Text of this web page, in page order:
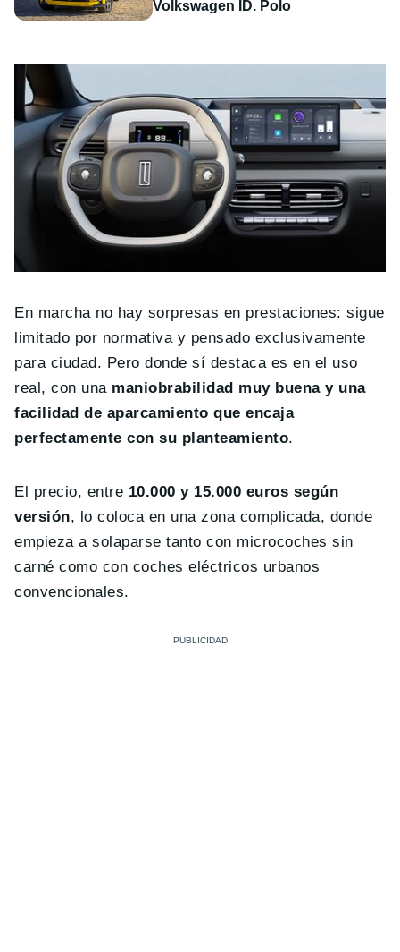
Volkswagen ID. Polo
En marcha no hay sorpresas en prestaciones: sigue
limitado por normativa y pensado exclusivamente
para ciudad. Pero donde sí destaca es en el uso
real, con una maniobrabilidad muy buena y una
facilidad de aparcamiento que encaja
perfectamente con su planteamiento.
El precio, entre 10.000 y 15.000 euros según
versión, lo coloca en una zona complicada, donde
empieza a solaparse tanto con microcoches sin
carné como con coches eléctricos urbanos
convencionales.